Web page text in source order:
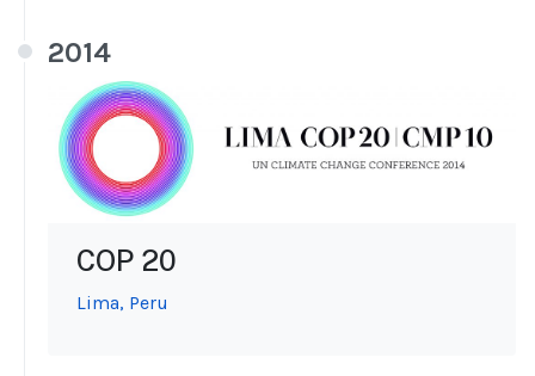
2014
COP 20
Lima, Peru